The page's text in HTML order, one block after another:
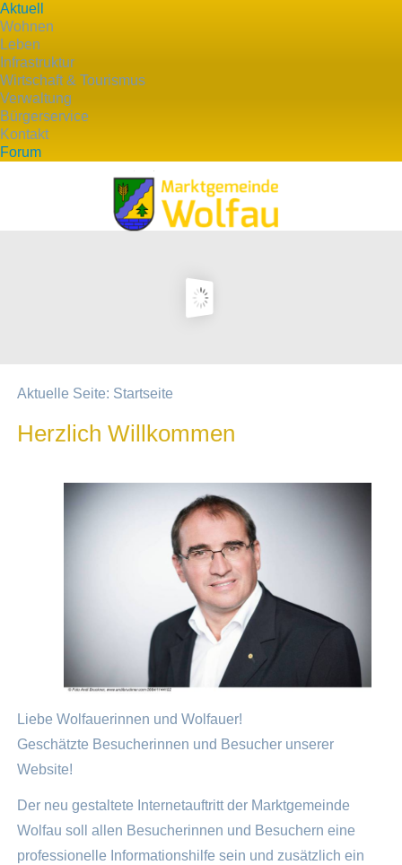
Aktuell
Wohnen
Leben
Infrastruktur
Wirtschaft & Tourismus
Verwaltung
Bürgerservice
Kontakt
Forum
Aktuelle Seite: Startseite
Herzlich Willkommen
Liebe Wolfauerinnen und Wolfauer!
Geschätzte Besucherinnen und Besucher unserer
Website!
Der neu gestaltete Internetauftritt der Marktgemeinde
Wolfau soll allen Besucherinnen und Besuchern eine
professionelle Informationshilfe sein und zusätzlich ein